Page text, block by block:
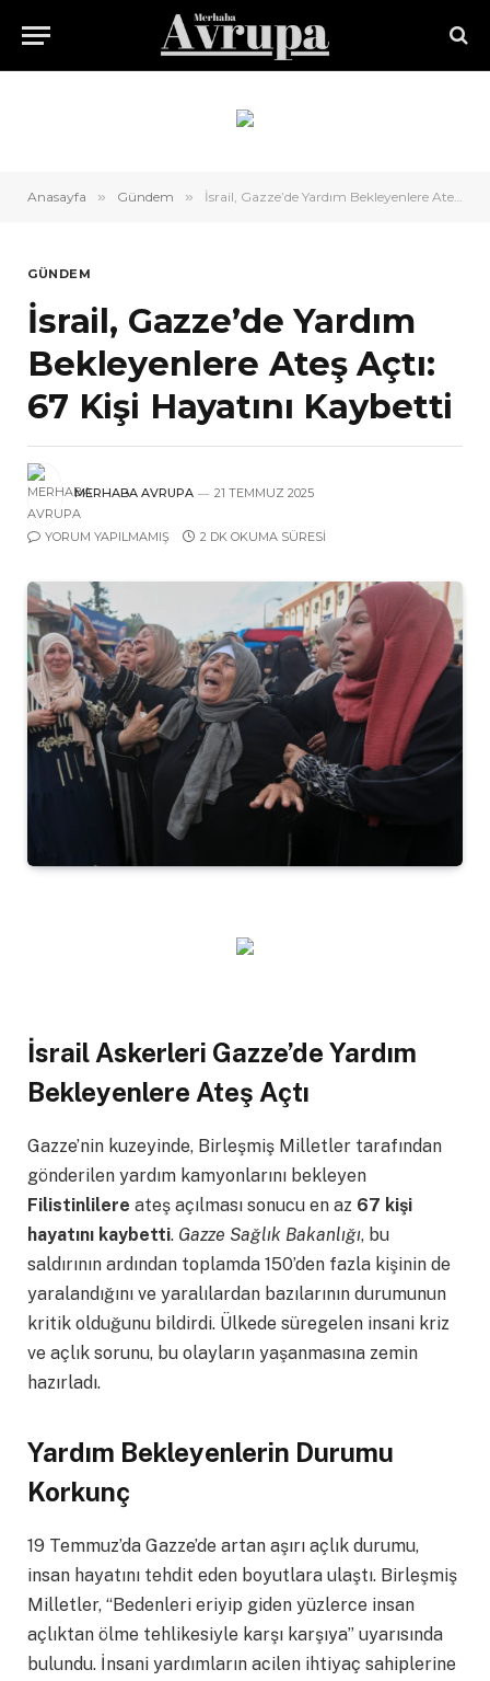
Anasayfa » Gündem » İsrail, Gazze’de Yardım Bekleyenlere Ateş Açtı: 67 Kişi Hayatını Kaybetti
GÜNDEM
İsrail, Gazze’de Yardım
Bekleyenlere Ateş Açtı:
67 Kişi Hayatını Kaybetti
MERHABA AVRUPA 21 TEMMUZ 2025
YORUM YAPILMAMIŞ 2 DK OKUMA SÜRESI
İsrail Askerleri Gazze’de Yardım
Bekleyenlere Ateş Açtı
Gazze’nin kuzeyinde, Birleşmiş Milletler tarafından
gönderilen yardım kamyonlarını bekleyen
Filistinlilere ateş açılması sonucu en az 67 kişi
hayatını kaybetti. Gazze Sağlık Bakanlığı, bu
saldırının ardından toplamda 150’den fazla kişinin de
yaralandığını ve yaralılardan bazılarının durumunun
kritik olduğunu bildirdi. Ülkede süregelen insani kriz
ve açlık sorunu, bu olayların yaşanmasına zemin
hazırladı.
Yardım Bekleyenlerin Durumu
Korkunç
19 Temmuz’da Gazze’de artan aşırı açlık durumu,
insan hayatını tehdit eden boyutlara ulaştı. Birleşmiş
Milletler, “Bedenleri eriyip giden yüzlerce insan
açlıktan ölme tehlikesiyle karşı karşıya” uyarısında
bulundu. İnsani yardımların acilen ihtiyaç sahiplerine